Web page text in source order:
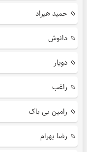
حمید هیراد
دانوش
دویار
راغب
رامین بی باک
رضا بهرام